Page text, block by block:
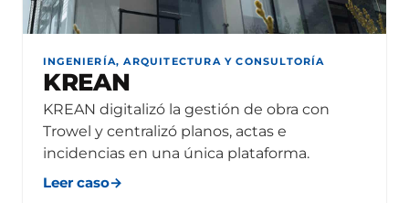
INGENIERÍA, ARQUITECTURA Y CONSULTORÍA
KREAN
KREAN digitalizó la gestión de obra con
Trowel y centralizó planos, actas e
incidencias en una única plataforma.
Leer caso→